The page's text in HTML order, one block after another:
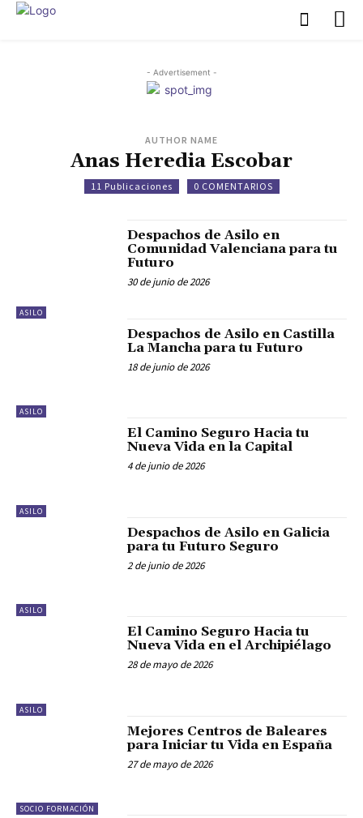
- Advertisement -
AUTHOR NAME
Anas Heredia Escobar
11 Publicaciones 0 COMENTARIOS
ASILO
Despachos de Asilo en
Comunidad Valenciana para tu
Futuro
30 de junio de 2026
ASILO
Despachos de Asilo en Castilla
La Mancha para tu Futuro
18 de junio de 2026
ASILO
El Camino Seguro Hacia tu
Nueva Vida en la Capital
4 de junio de 2026
ASILO
Despachos de Asilo en Galicia
para tu Futuro Seguro
2 de junio de 2026
ASILO
El Camino Seguro Hacia tu
Nueva Vida en el Archipiélago
28 de mayo de 2026
SOCIO FORMACIÓN
Mejores Centros de Baleares
para Iniciar tu Vida en España
27 de mayo de 2026